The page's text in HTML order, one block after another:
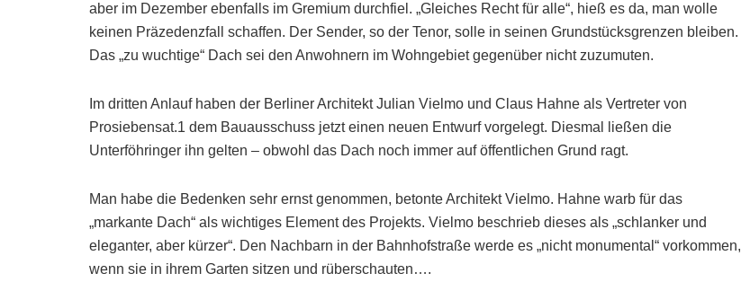
aber im Dezember ebenfalls im Gremium durchfiel. „Gleiches Recht für alle“, hieß es da, man wolle
keinen Präzedenzfall schaffen. Der Sender, so der Tenor, solle in seinen Grundstücksgrenzen bleiben.
Das „zu wuchtige“ Dach sei den Anwohnern im Wohngebiet gegenüber nicht zuzumuten.
Im dritten Anlauf haben der Berliner Architekt Julian Vielmo und Claus Hahne als Vertreter von
Prosiebensat.1 dem Bauausschuss jetzt einen neuen Entwurf vorgelegt. Diesmal ließen die
Unterföhringer ihn gelten – obwohl das Dach noch immer auf öffentlichen Grund ragt.
Man habe die Bedenken sehr ernst genommen, betonte Architekt Vielmo. Hahne warb für das
„markante Dach“ als wichtiges Element des Projekts. Vielmo beschrieb dieses als „schlanker und
eleganter, aber kürzer“. Den Nachbarn in der Bahnhofstraße werde es „nicht monumental“ vorkommen,
wenn sie in ihrem Garten sitzen und rüberschauten….